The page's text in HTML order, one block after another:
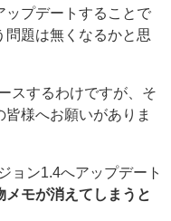
ップデートすることで
題は無くなるかと思
スするわけですが、そ
様へお願いがありま
ョン1.4へアップデート
モが消えてしまうと